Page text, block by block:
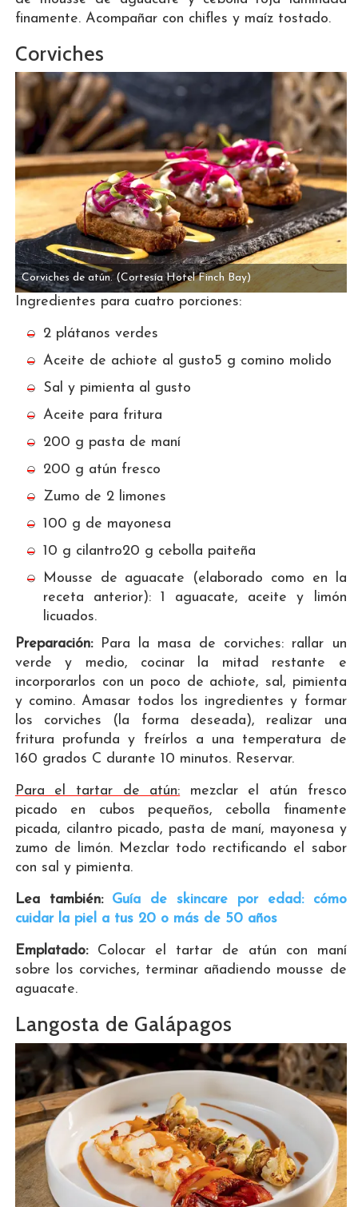
finamente. Acompañar con chifles y maíz tostado.
Corviches
Corviches de atún. (Cortesía Hotel Finch Bay)
Ingredientes para cuatro porciones:
2 plátanos verdes
Aceite de achiote al gusto5 g comino molido
Sal y pimienta al gusto
Aceite para fritura
200 g pasta de maní
200 g atún fresco
Zumo de 2 limones
100 g de mayonesa
10 g cilantro20 g cebolla paiteña
Mousse de aguacate (elaborado como en la
receta anterior): 1 aguacate, aceite y limón
licuados.
Preparación: Para la masa de corviches: rallar un
verde y medio, cocinar la mitad restante e
incorporarlos con un poco de achiote, sal, pimienta
y comino. Amasar todos los ingredientes y formar
los corviches (la forma deseada), realizar una
fritura profunda y freírlos a una temperatura de
160 grados C durante 10 minutos. Reservar.
Para el tartar de atún:
mezclar el atún fresco
picado en cubos pequeños, cebolla finamente
picada, cilantro picado, pasta de maní, mayonesa y
zumo de limón. Mezclar todo rectificando el sabor
con sal y pimienta.
Lea también: Guía de skincare por edad: cómo
cuidar la piel a tus 20 o más de 50 años
Emplatado:Colocar el tartar de atún con maní
sobre los corviches, terminar añadiendo mousse de
aguacate.
Langosta de Galápagos